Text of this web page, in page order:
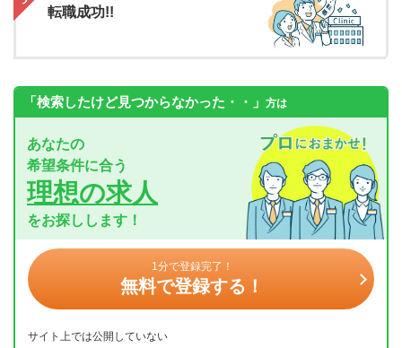
転職成功!!
「検索したけど見つからなかった・・」 方は
あなたの
希望条件に合う
理想の求人
をお探しします！
1分で登録完了！
無料で登録する！
サイト上では公開していない